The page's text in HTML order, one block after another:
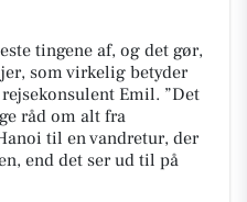
tingene af, og det gør,
som virkelig betyder
Emil. ”Det
råd om alt fra
til en vandretur, der
end det ser ud til på